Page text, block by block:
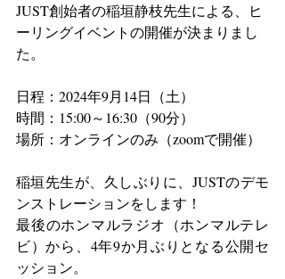
JUST創始者の稲垣静枝先生による、ヒ
ーリングイベントの開催が決まりまし
た。
日程：2024年9月14日（土）
時間：15:00～16:30（90分）
場所：オンラインのみ（zoomで開催）
稲垣先生が、久しぶりに、JUSTのデモ
ンストレーションをします！
最後のホンマルラジオ（ホンマルテレ
ビ）から、4年9か月ぶりとなる公開セ
ッション。